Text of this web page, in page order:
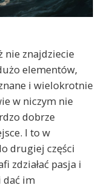
nie znajdziecie
elementów,
i wielokrotnie
w niczym nie
dobrze
I to w
drugiej części
zdziałać pasja i
dać im